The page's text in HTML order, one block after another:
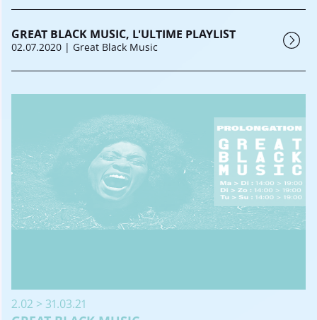
GREAT BLACK MUSIC, L'ULTIME PLAYLIST
02.07.2020 | Great Black Music
2.02 > 31.03.21